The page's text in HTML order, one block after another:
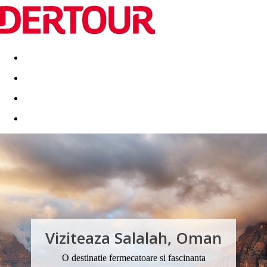
Destinatii Vacanta perfecta OFERTE DE NERATAT
Viziteaza Salalah, Oman
O destinatie fermecatoare si fascinanta